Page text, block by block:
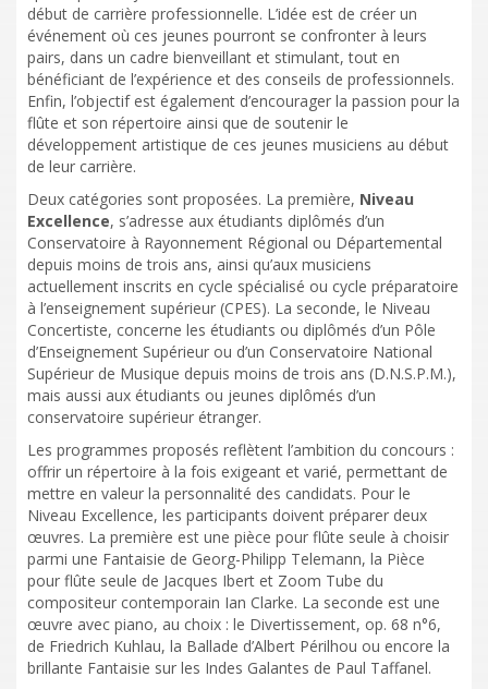
début de carrière professionnelle. L’idée est de créer un
événement où ces jeunes pourront se confronter à leurs
pairs, dans un cadre bienveillant et stimulant, tout en
bénéficiant de l’expérience et des conseils de professionnels.
Enfin, l’objectif est également d’encourager la passion pour la
flûte et son répertoire ainsi que de soutenir le
développement artistique de ces jeunes musiciens au début
de leur carrière.
Deux catégories sont proposées. La première, Niveau
Excellence, s’adresse aux étudiants diplômés d’un
Conservatoire à Rayonnement Régional ou Départemental
depuis moins de trois ans, ainsi qu’aux musiciens
actuellement inscrits en cycle spécialisé ou cycle préparatoire
à l’enseignement supérieur (CPES). La seconde, le Niveau
Concertiste, concerne les étudiants ou diplômés d’un Pôle
d’Enseignement Supérieur ou d’un Conservatoire National
Supérieur de Musique depuis moins de trois ans (D.N.S.P.M.),
mais aussi aux étudiants ou jeunes diplômés d’un
conservatoire supérieur étranger.
Les programmes proposés reflètent l’ambition du concours :
offrir un répertoire à la fois exigeant et varié, permettant de
mettre en valeur la personnalité des candidats. Pour le
Niveau Excellence, les participants doivent préparer deux
œuvres. La première est une pièce pour flûte seule à choisir
parmi une Fantaisie de Georg-Philipp Telemann, la Pièce
pour flûte seule de Jacques Ibert et Zoom Tube du
compositeur contemporain Ian Clarke. La seconde est une
œuvre avec piano, au choix : le Divertissement, op. 68 n°6,
de Friedrich Kuhlau, la Ballade d’Albert Périlhou ou encore la
brillante Fantaisie sur les Indes Galantes de Paul Taffanel.